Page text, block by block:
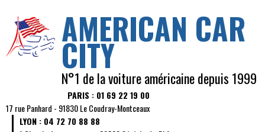
AMERICAN CAR
CITY
N°1 de la voiture américaine depuis 1999
PARIS : 01 69 22 19 00
17 rue Panhard - 91830 Le Coudray-Montceaux
LYON : 04 72 70 88 88